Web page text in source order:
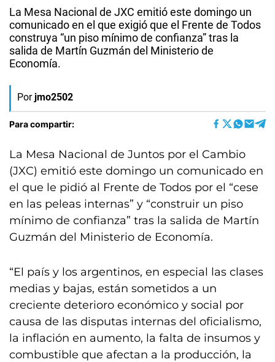
La Mesa Nacional de JXC emitió este domingo un
comunicado en el que exigió que el Frente de Todos
construya “un piso mínimo de confianza” tras la
salida de Martín Guzmán del Ministerio de
Economía.
Por jmo2502
Para compartir:
La Mesa Nacional de Juntos por el Cambio
(JXC) emitió este domingo un comunicado en
el que le pidió al Frente de Todos por el “cese
en las peleas internas” y “construir un piso
mínimo de confianza” tras la salida de Martín
Guzmán del Ministerio de Economía.
“El país y los argentinos, en especial las clases
medias y bajas, están sometidos a un
creciente deterioro económico y social por
causa de las disputas internas del oficialismo,
la inflación en aumento, la falta de insumos y
combustible que afectan a la producción, la